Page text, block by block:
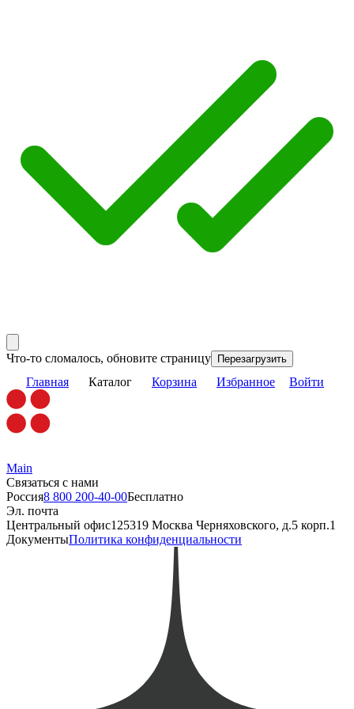
Что-то сломалось, обновите страницу Перезагрузить
Главная Каталог Корзина Избранное Войти
Main
Связаться с нами
Россия8 800 200-40-00Бесплатно
Эл. почта
Центральный офис125319 Москва Черняховского, д.5 корп.1
ДокументыПолитика конфиденциальности